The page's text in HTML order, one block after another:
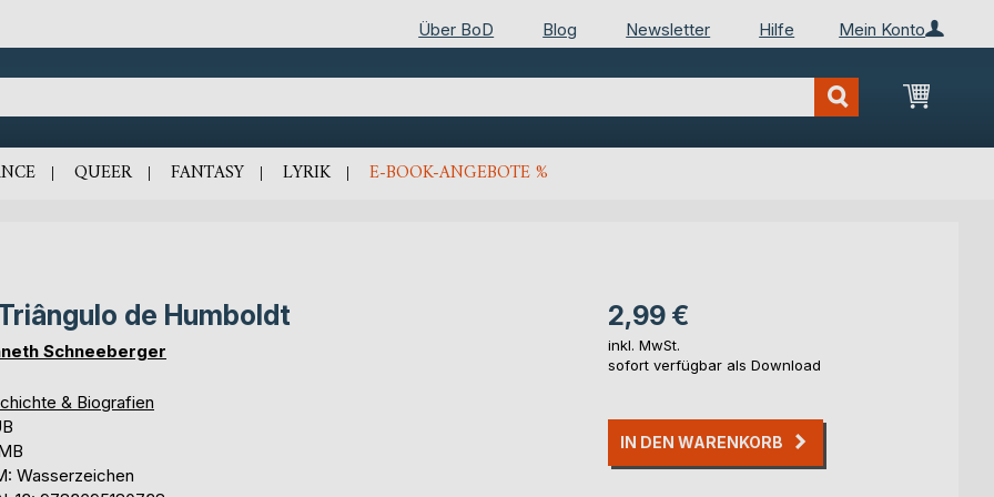
Mein Konto
Über BoD Blog Newsletter Hilfe
Mein
QUEER FANTASY LYRIK E-BOOK-ANGEBOTE %
de Humboldt
Schneeberger
& Biografien
Wasserzeichen
2,99 €
inkl. MwSt.
sofort verfügbar als Download
IN DEN WARENKORB